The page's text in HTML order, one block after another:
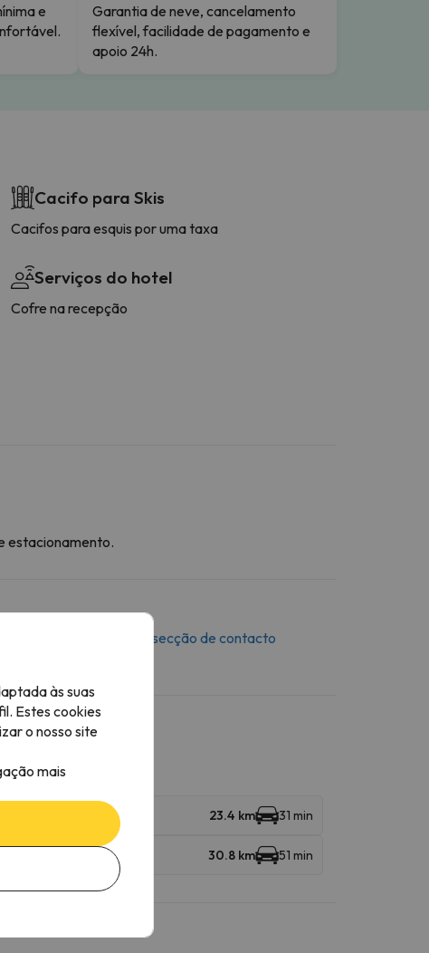
e
Garantia de neve, cancelamento
flexível, facilidade de pagamento e
apoio 24h.
Cacifo para Skis
Cacifos para esquis por uma taxa
Serviços do hotel
Cofre na recepção
estacionamento.
através da
secção de contacto
23.4 km 31 min
30.8 km 51 min
às suas
Estes cookies
o nosso site
mais